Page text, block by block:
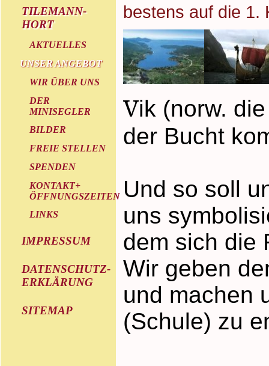
TILEMANN-
HORT
AKTUELLES
UNSER ANGEBOT
WIR ÜBER UNS
DER
MINISEGLER
BILDER
FREIE STELLEN
SPENDEN
KONTAKT+
ÖFFNUNGSZEITEN
LINKS
IMPRESSUM
DATENSCHUTZ-
ERKLÄRUNG
SITEMAP
bestens auf die 1.
Vik (norw.
der Bucht
Und so soll
uns
dem sich die
Wir geben
und machen
(Schule) zu